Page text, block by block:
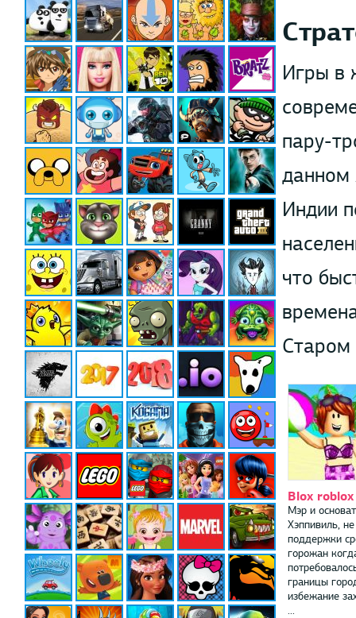
Игры в
пару-
данном
Индии
что
Старом
Blox roblox
Мэр и
Хэппивиль,
поддержки
горожан
границы
избежание
...